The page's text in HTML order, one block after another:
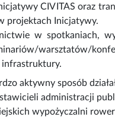
CIVITAS oraz
projektach Inicjatywy.
w spotkaniach,
warsztatów/
infrastruktury.
aktywny sposób
administracji
wypożyczalni